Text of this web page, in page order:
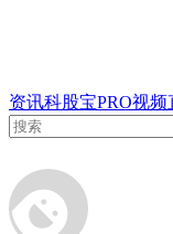
资讯科股宝PRO视频